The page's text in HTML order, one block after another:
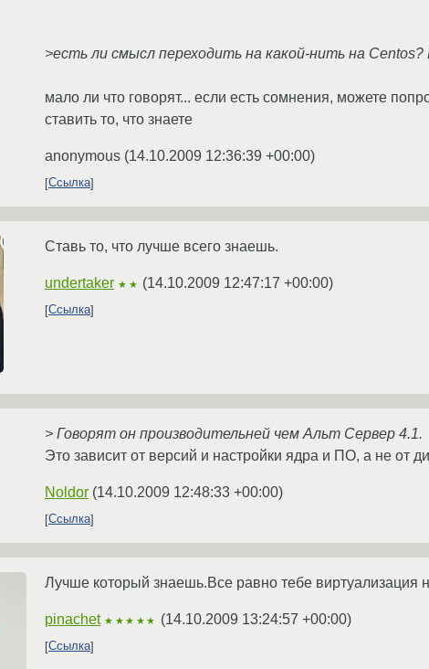
>есть ли смысл переходить на какой-нить на
мало ли что говорят... если есть сомнения, можете
ставить то, что знаете
anonymous (14.10.2009 12:36:39 +00:00)
Ссылка
Ставь то, что лучше всего знаешь.
undertaker ★★ (14.10.2009 12:47:17 +00:00)
Ссылка
> Говорят он производительней чем Альт Сервер 4.1.
Это зависит от версий и настройки ядра и ПО, а не от
Noldor (14.10.2009 12:48:33 +00:00)
Ссылка
Лучше который знаешь.Все равно тебе виртуализация
pinachet ★★★★★ (14.10.2009 13:24:57 +00:00)
Ссылка